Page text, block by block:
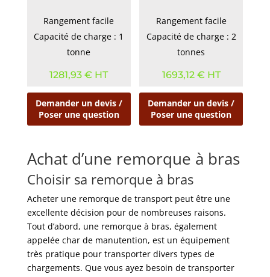
Rangement facile
Capacité de charge : 1
tonne
1281,93€ HT
Demander un devis /
Poser une question
Rangement facile
Capacité de charge : 2
tonnes
1693,12 € HT
Demander un devis /
Poser une question
Achat d’une remorque à bras
Choisir sa remorque à bras
Acheter une remorque de transport peut être une
excellente décision pour de nombreuses raisons.
Tout d’abord, une remorque à bras, également
appelée char de manutention, est un équipement
très pratique pour transporter divers types de
chargements. Que vous ayez besoin de transporter